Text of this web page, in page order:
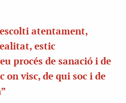
atentament,
estic
procés de sanació i de
on visc, de qui soc i de